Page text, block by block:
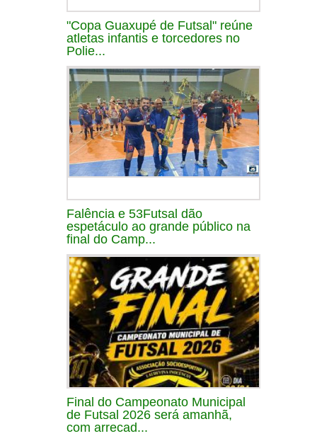
"Copa Guaxupé de Futsal" reúne
atletas infantis e torcedores no
Polie...
Falência e 53Futsal dão
espetáculo ao grande público na
final do Camp...
Final do Campeonato Municipal
de Futsal 2026 será amanhã,
com arrecad...